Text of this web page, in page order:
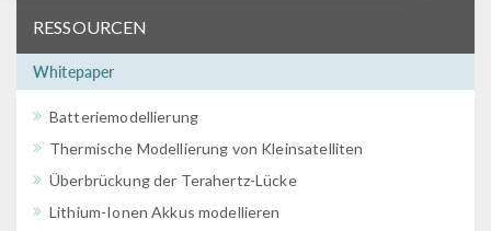
RESSOURCEN
Whitepaper
Batteriemodellierung
Thermische Modellierung von Kleinsatelliten
Überbrückung der Terahertz-Lücke
Lithium-Ionen Akkus modellieren